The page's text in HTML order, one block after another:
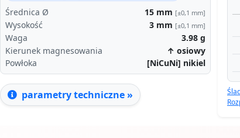
Średnica Ø 15 mm [±0,1 mm]
Wysokość 3 mm [±0,1 mm]
Waga 3.98 g
Kierunek magnesowania
↑ osiowy
Powłoka
[NiCuNi] nikiel
parametry techniczne »